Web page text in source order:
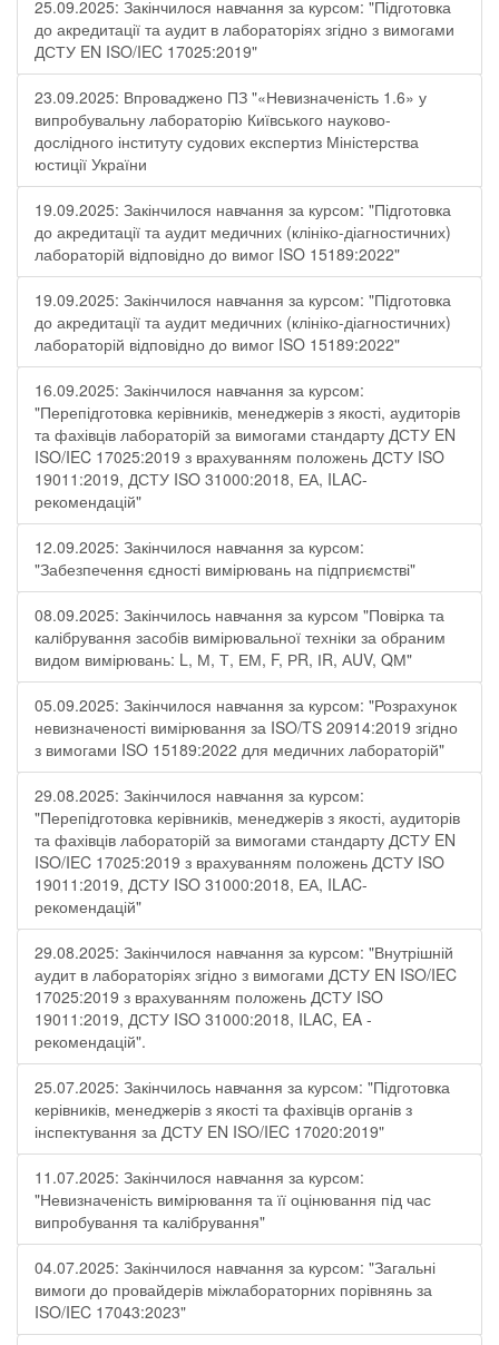
25.09.2025: Закінчилося навчання за курсом: "Підготовка
до акредитації та аудит в лабораторіях згідно з вимогами
ДСТУ EN ISO/IEC 17025:2019"
23.09.2025: Впроваджено ПЗ "«Невизначеність 1.6» у
випробувальну лабораторію Київського науково-
дослідного інституту судових експертиз Міністерства
юстиції України
19.09.2025: Закінчилося навчання за курсом: "Підготовка
до акредитації та аудит медичних (клініко-діагностичних)
лабораторій відповідно до вимог ISO 15189:2022"
19.09.2025: Закінчилося навчання за курсом: "Підготовка
до акредитації та аудит медичних (клініко-діагностичних)
лабораторій відповідно до вимог ISO 15189:2022"
16.09.2025: Закінчилося навчання за курсом:
"Перепідготовка керівників, менеджерів з якості, аудиторів
та фахівців лабораторій за вимогами стандарту ДСТУ EN
ISO/IEC 17025:2019 з врахуванням положень ДСТУ ISO
19011:2019, ДСТУ ISO 31000:2018, ЕА, ILAC-
рекомендацій"
12.09.2025: Закінчилося навчання за курсом:
"Забезпечення єдності вимірювань на підприємстві"
08.09.2025: Закінчилось навчання за курсом "Повірка та
калібрування засобів вимірювальної техніки за обраним
видом вимірювань: L, М, Т, ЕМ, F, РR, ІR, АUV, QМ"
05.09.2025: Закінчилося навчання за курсом: "Розрахунок
невизначеності вимірювання за ISO/TS 20914:2019 згідно
з вимогами ISO 15189:2022 для медичних лабораторій"
29.08.2025: Закінчилося навчання за курсом:
"Перепідготовка керівників, менеджерів з якості, аудиторів
та фахівців лабораторій за вимогами стандарту ДСТУ EN
ISO/IEC 17025:2019 з врахуванням положень ДСТУ ISO
19011:2019, ДСТУ ISO 31000:2018, ЕА, ILAC-
рекомендацій"
29.08.2025: Закінчилося навчання за курсом: "Внутрішній
аудит в лабораторіях згідно з вимогами ДСТУ EN ISO/IEC
17025:2019 з врахуванням положень ДСТУ ISO
19011:2019, ДСТУ ISO 31000:2018, ILAC, EA -
рекомендацій".
25.07.2025: Закінчилось навчання за курсом: "Підготовка
керівників, менеджерів з якості та фахівців органів з
інспектування за ДСТУ EN ISO/IEC 17020:2019"
11.07.2025: Закінчилося навчання за курсом:
"Невизначеність вимірювання та її оцінювання під час
випробування та калібрування"
04.07.2025: Закінчилося навчання за курсом: "Загальні
вимоги до провайдерів міжлабораторних порівнянь за
ISO/IEC 17043:2023"